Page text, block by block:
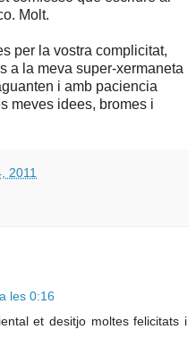
Molt.
per la vostra complicitat,
a la meva super-xermaneta
i amb paciencia
meves idees, bromes i
2011
les 0:16
et desitjo moltes felicitats i